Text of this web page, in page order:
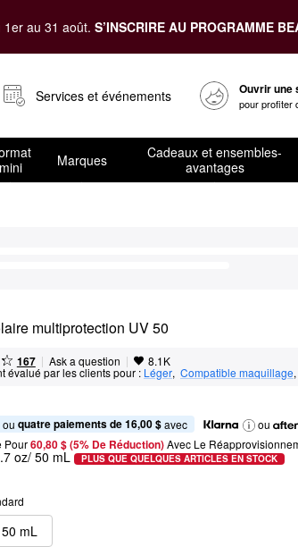
au 31 août. S’INSCRIRE AU PROGRAMME
Services et événements Ouvrir une
pour profiter
mini
Marques
Cadeaux et ensembles-
avantages
multiprotection UV 50
167 | Ask a question | 8.1K
évalué par les clients pour : Léger, Compatible maquillage,
ou quatre paiements de 16,00 $ avec
ou
Pour60,80 $ (5% De Réduction) Avec Le
oz/ 50 mL PLUS QUE QUELQUES ARTICLES EN STOCK
mL